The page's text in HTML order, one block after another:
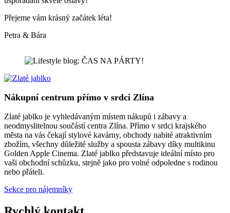
Přejeme vám krásný začátek léta!
Petra & Bára
Nákupní centrum přímo v srdci Zlína
Zlaté jablko je vyhledávaným místem nákupů i zábavy a
neodmyslitelnou součástí centra Zlína. Přímo v srdci krajského
města na vás čekají stylové kavárny, obchody nabité atraktivním
zbožím, všechny důležité služby a spousta zábavy díky multikinu
Golden Apple Cinema. Zlaté jablko představuje ideální místo pro
vaši obchodní schůzku, stejně jako pro volné odpoledne s rodinou
nebo přáteli.
Sekce pro nájemníky